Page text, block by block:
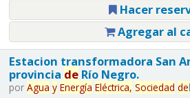
Hacer
Agregar al
Estacion transformadora San
provincia deRío Negro.
por Agua y Energía Eléctrica, Sociedad del